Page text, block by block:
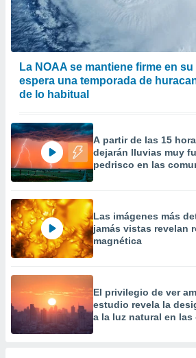
La NOAA se mantiene firme en
espera una temporada de
de lo habitual
A partir de las 15
dejarán lluvias muy
pedrisco en las
Las imágenes más
jamás vistas revelan
magnética
El privilegio de ver
estudio revela la
a la luz natural en las